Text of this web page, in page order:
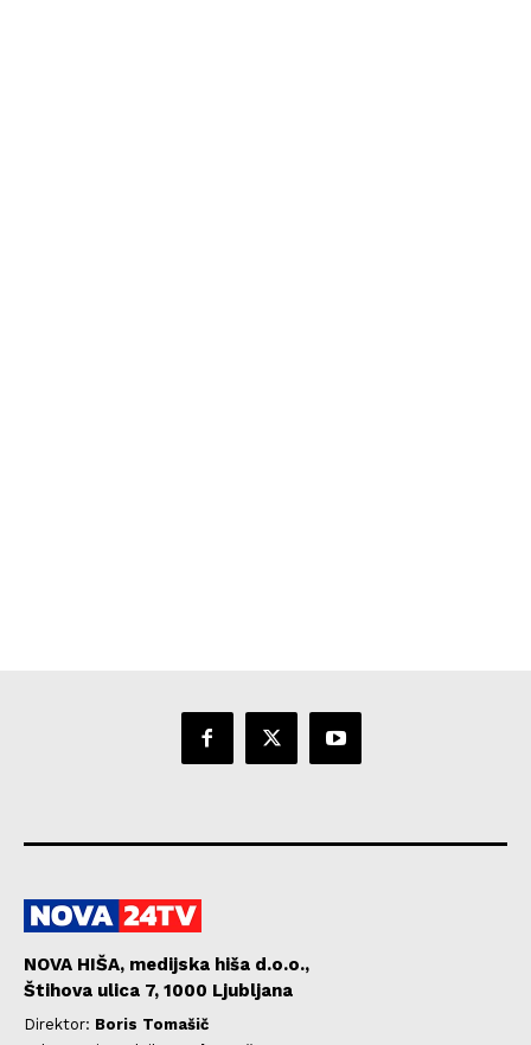
NOVA HIŠA, medijska hiša d.o.o.,
Štihova ulica 7, 1000 Ljubljana
Direktor: Boris Tomašič